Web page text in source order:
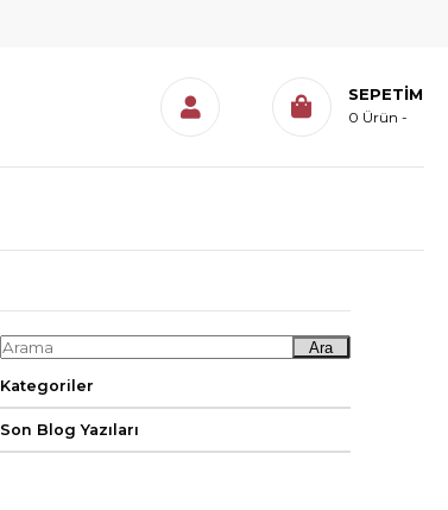
SEPETIM
0 Ürün
Ara
Kategoriler
Son Blog Yazıları